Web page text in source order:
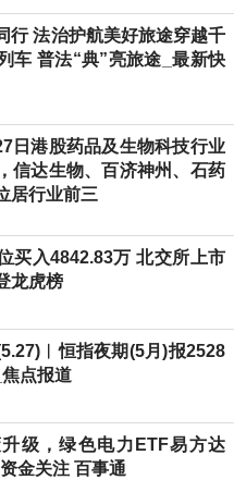
行 法治护航美好旅途穿越千
车 普法“典”亮旅途_最新快
日港股药品及生物科技行业
信达生物、百济神州、石药
居行业前三
买入4842.83万 北交所上市
龙虎榜
恒指夜期(5月)报2528
点报道
级，绿色电力ETF易方达
金关注 百事通